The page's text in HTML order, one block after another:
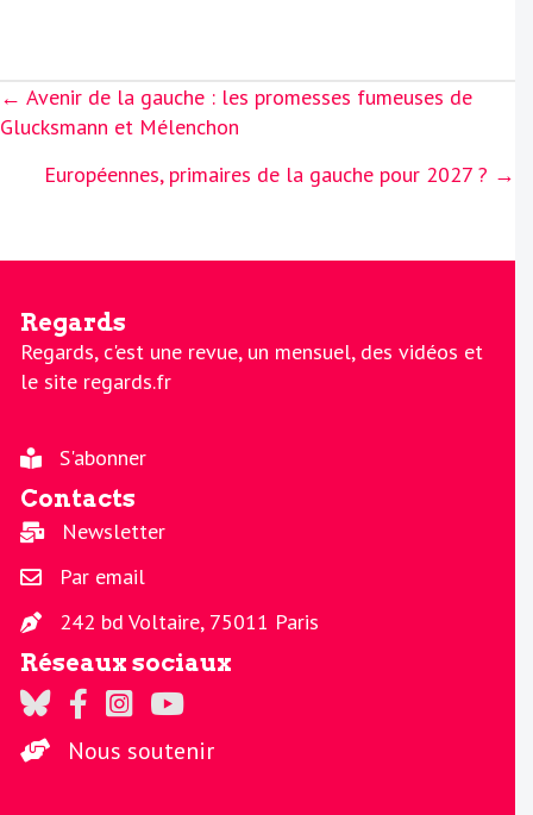
Posts
navigation
← Avenir de la gauche : les promesses fumeuses de
Glucksmann et Mélenchon
Européennes, primaires de la gauche pour 2027 ? →
Regards
Regards, c'est une revue, un mensuel, des vidéos et
le site regards.fr
S'abonner
Contacts
Newsletter
Par email
242 bd Voltaire, 75011 Paris
Réseaux sociaux
Regards sur Twitter
Regards sur Facebook
Regards sur Instagram
La chaine Regards sur Youtube
Nous soutenir